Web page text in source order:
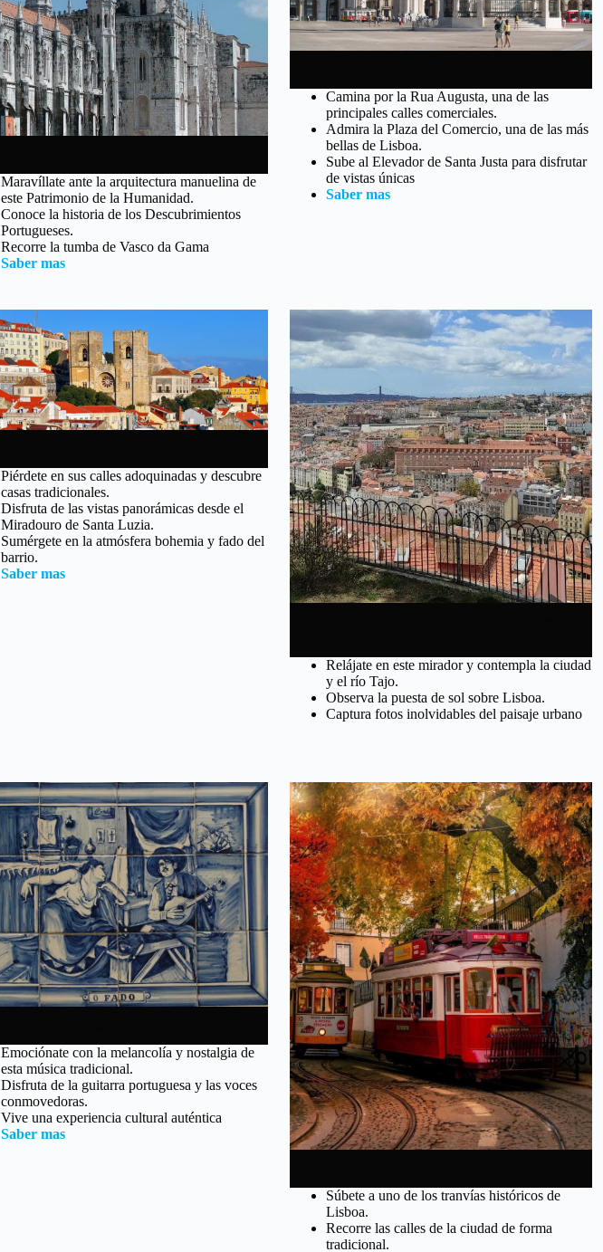
Maravíllate ante la arquitectura manuelina de
este Patrimonio de la Humanidad.
Conoce la historia de los Descubrimientos
Portugueses.
Recorre la tumba de Vasco da Gama
Saber mas
Camina por la Rua Augusta, una de las
principales calles comerciales.
Admira la Plaza del Comercio, una de las más
bellas de Lisboa.
Sube al Elevador de Santa Justa para disfrutar
de vistas únicas
Saber mas
Piérdete en sus calles adoquinadas y descubre
casas tradicionales.
Disfruta de las vistas panorámicas desde el
Miradouro de Santa Luzia.
Sumérgete en la atmósfera bohemia y fado del
barrio.
Saber mas
Relájate en este mirador y contempla la ciudad
y el río Tajo.
Observa la puesta de sol sobre Lisboa.
Captura fotos inolvidables del paisaje urbano
Emociónate con la melancolía y nostalgia de
esta música tradicional.
Disfruta de la guitarra portuguesa y las voces
conmovedoras.
Vive una experiencia cultural auténtica
Saber mas
Súbete a uno de los tranvías históricos de
Lisboa.
Recorre las calles de la ciudad de forma
tradicional.